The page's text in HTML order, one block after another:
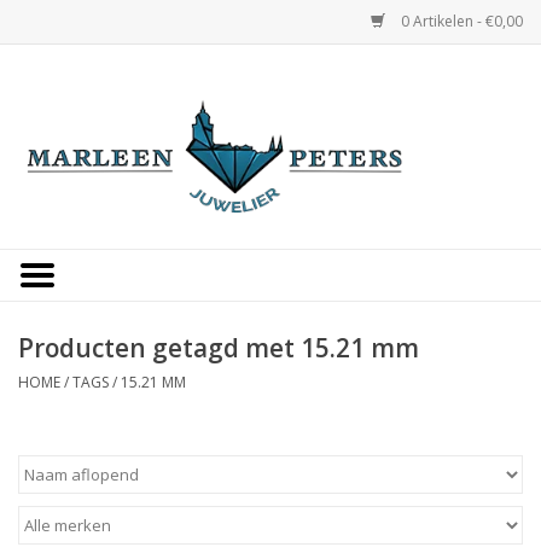
0 Artikelen - €0,00
Occasions
Overige
Producten getagd met 15.21 mm
HOME/TAGS/ 15.21 MM